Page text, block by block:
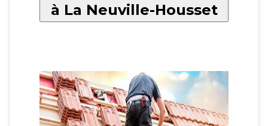
à La Neuville-Housset